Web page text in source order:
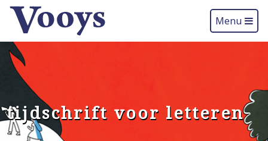
Menu
tijdschrift voor letteren